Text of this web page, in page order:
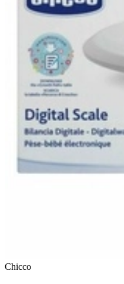
Chicco